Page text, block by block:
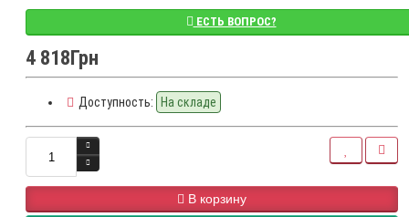
ЕСТЬ ВОПРОС?
4 818Грн
Доступность: На складе
В корзину